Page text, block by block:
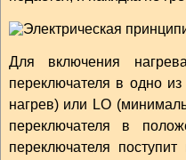
Для включения
переключателя в одно
нагрев) или LO
переключателя в
переключателя